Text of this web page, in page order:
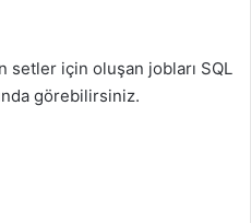
setler için oluşan jobları SQL
görebilirsiniz.